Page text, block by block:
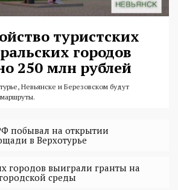
туристских
городов
250 млн рублей
Невьянске и Березовском будут
побывал на открытии
в Верхотурье
городов выиграли гранты на
среды